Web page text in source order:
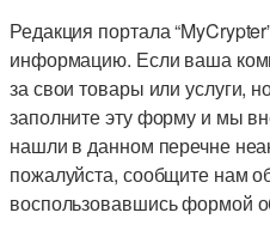
Редакция портала
информацию. Если ваша
за свои товары или услуги,
заполните эту форму и мы
нашли в данном перечне
пожалуйста, сообщите нам
воспользовавшись формой